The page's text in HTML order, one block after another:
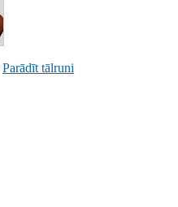
Parādīt tālruni